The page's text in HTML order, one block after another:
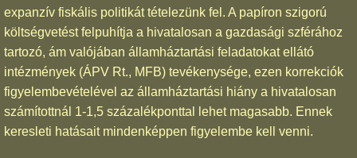
expanzív fiskális politikát tételezünk fel. A papíron szigorú
költségvetést felpuhítja a hivatalosan a gazdasági szférához
tartozó, ám valójában államháztartási feladatokat ellátó
intézmények (ÁPV Rt., MFB) tevékenysége, ezen korrekciók
figyelembevételével az államháztartási hiány a hivatalosan
számítottnál 1-1,5 százalékponttal lehet magasabb. Ennek
keresleti hatásait mindenképpen figyelembe kell venni.